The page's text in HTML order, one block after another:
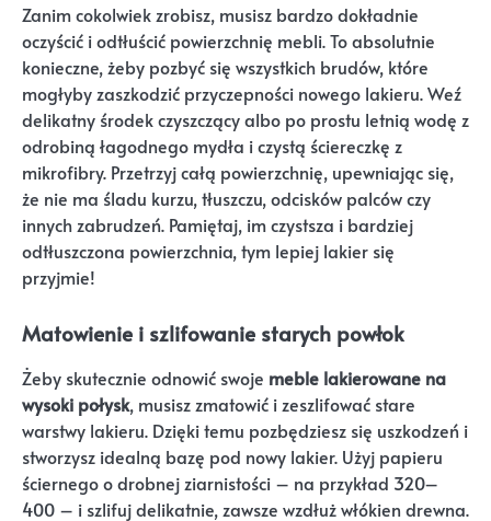
Zanim cokolwiek zrobisz, musisz bardzo dokładnie
oczyścić i odtłuścić powierzchnię mebli. To absolutnie
konieczne, żeby pozbyć się wszystkich brudów, które
mogłyby zaszkodzić przyczepności nowego lakieru. Weź
delikatny środek czyszczący albo po prostu letnią wodę z
odrobiną łagodnego mydła i czystą ściereczkę z
mikrofibry. Przetrzyj całą powierzchnię, upewniając się,
że nie ma śladu kurzu, tłuszczu, odcisków palców czy
innych zabrudzeń. Pamiętaj, im czystsza i bardziej
odtłuszczona powierzchnia, tym lepiej lakier się
przyjmie!
Matowienie i szlifowanie starych powłok
Żeby skutecznie odnowić swoje meble lakierowane na
wysoki połysk, musisz zmatowić i zeszlifować stare
warstwy lakieru. Dzięki temu pozbędziesz się uszkodzeń i
stworzysz idealną bazę pod nowy lakier. Użyj papieru
ściernego o drobnej ziarnistości – na przykład 320–
400 – i szlifuj delikatnie, zawsze wzdłuż włókien drewna.